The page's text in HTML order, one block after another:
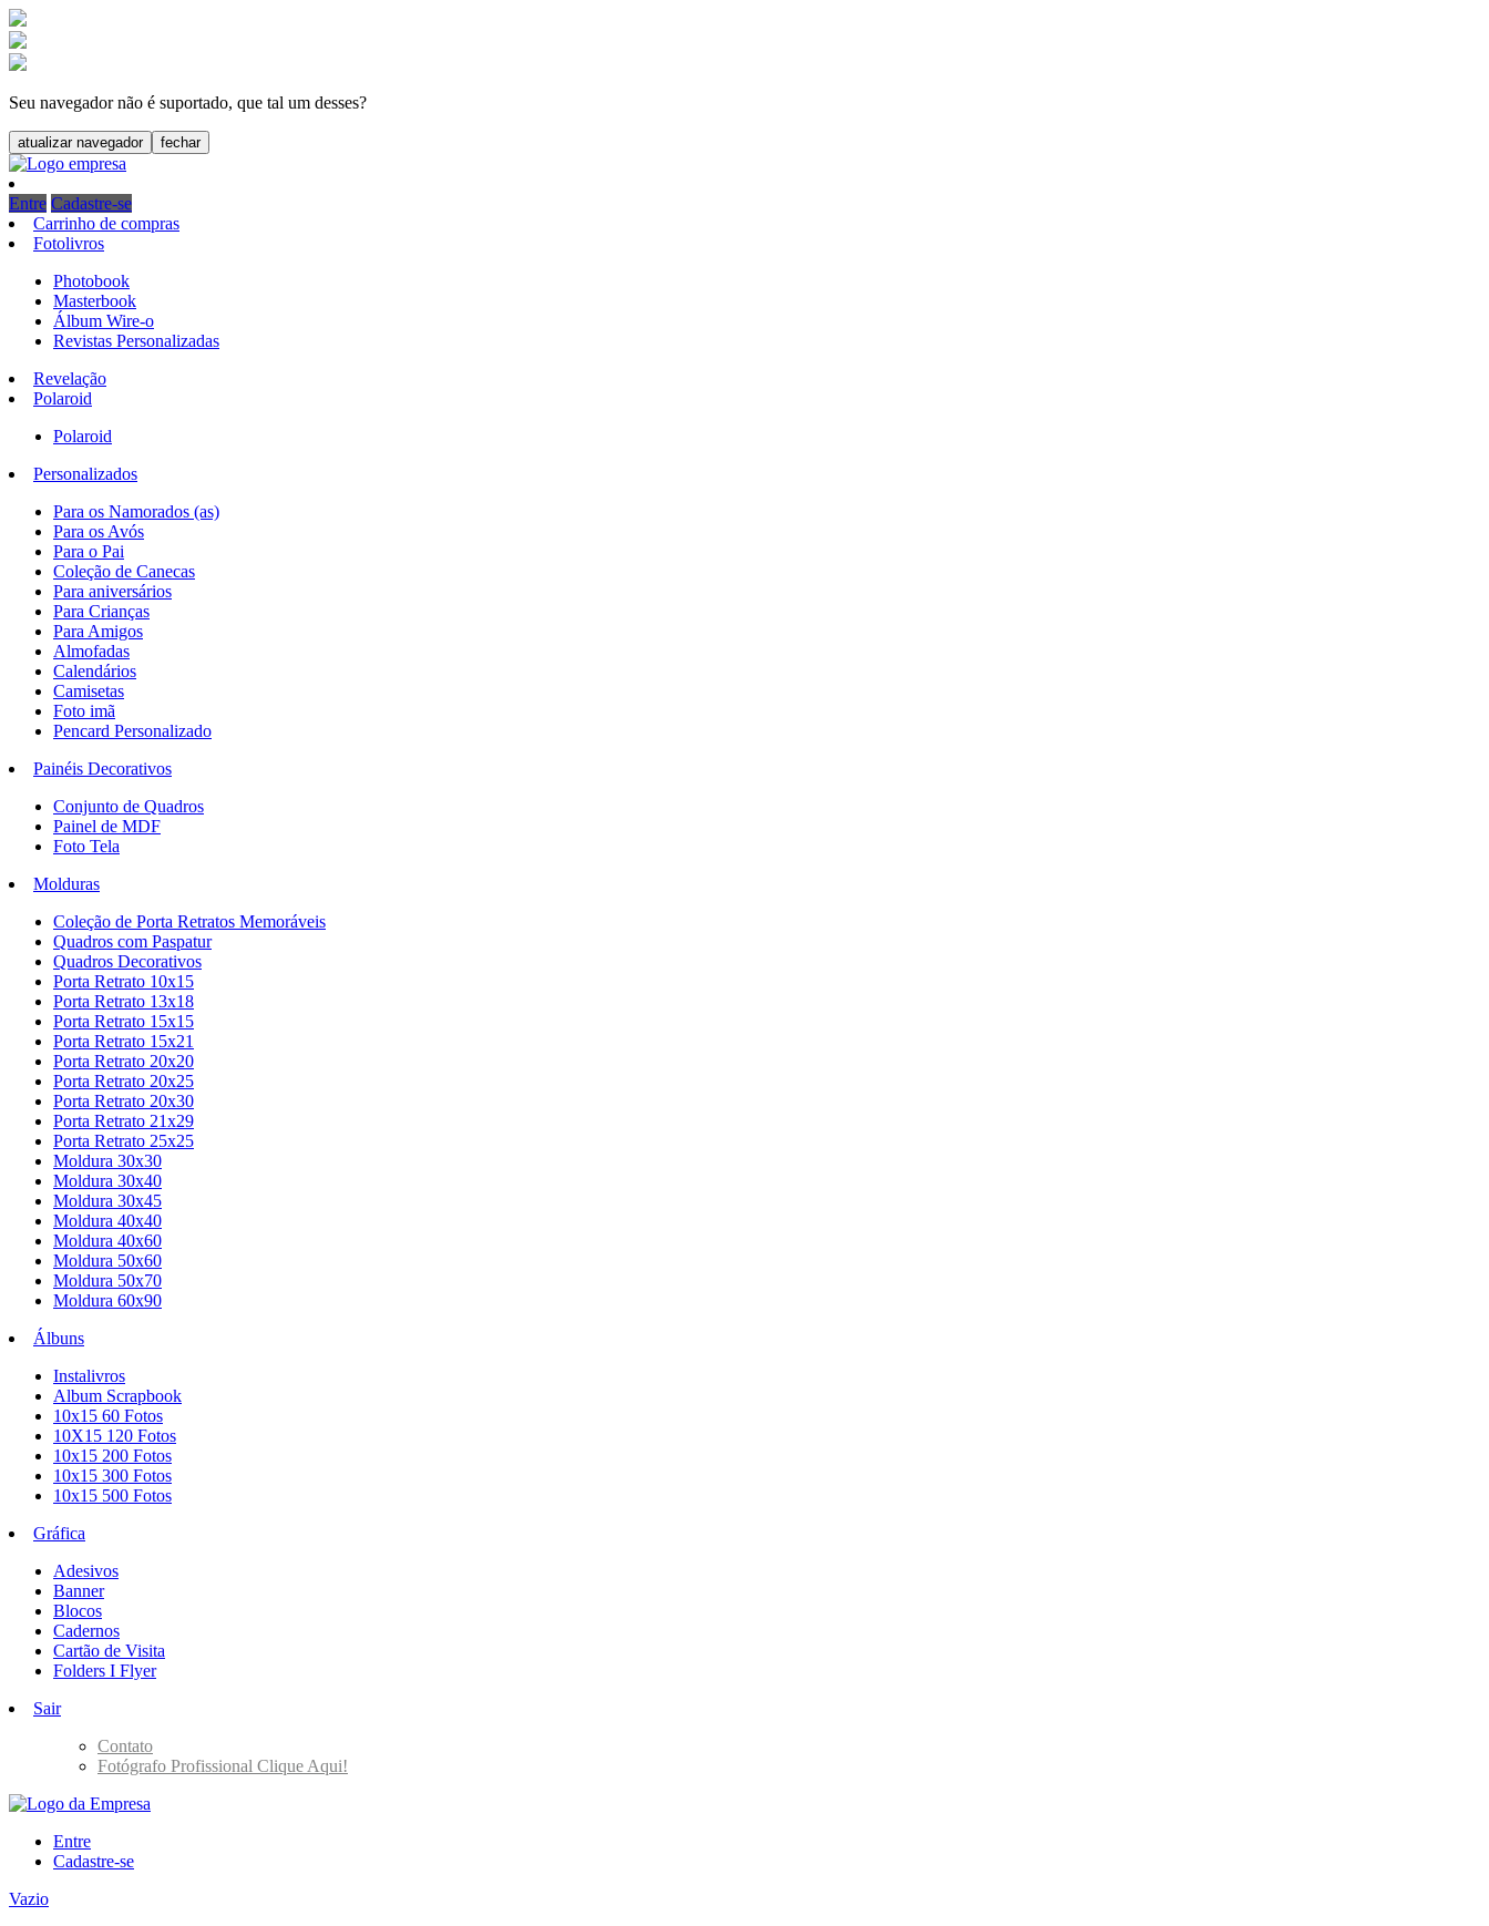
Seu navegador não é suportado, que tal um desses?
atualizar navegador fechar
Entre Cadastre-se
Carrinho de compras
Fotolivros
Photobook
Masterbook
Álbum Wire-o
Revistas Personalizadas
Revelação
Polaroid
Polaroid
Personalizados
Para os Namorados (as)
Para os Avós
Para o Pai
Coleção de Canecas
Para aniversários
Para Crianças
Para Amigos
Almofadas
Calendários
Camisetas
Foto imã
Pencard Personalizado
Painéis Decorativos
Conjunto de Quadros
Painel de MDF
Foto Tela
Molduras
Coleção de Porta Retratos Memoráveis
Quadros com Paspatur
Quadros Decorativos
Porta Retrato 10x15
Porta Retrato 13x18
Porta Retrato 15x15
Porta Retrato 15x21
Porta Retrato 20x20
Porta Retrato 20x25
Porta Retrato 20x30
Porta Retrato 21x29
Porta Retrato 25x25
Moldura 30x30
Moldura 30x40
Moldura 30x45
Moldura 40x40
Moldura 40x60
Moldura 50x60
Moldura 50x70
Moldura 60x90
Álbuns
Instalivros
Album Scrapbook
10x15 60 Fotos
10X15 120 Fotos
10x15 200 Fotos
10x15 300 Fotos
10x15 500 Fotos
Gráfica
Adesivos
Banner
Blocos
Cadernos
Cartão de Visita
Folders I Flyer
Sair
Contato
Fotógrafo Profissional Clique Aqui!
Entre
Cadastre-se
Vazio